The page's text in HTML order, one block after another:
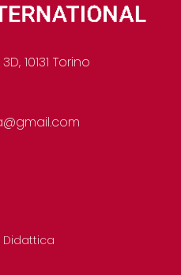
10131 Torino
Didattica